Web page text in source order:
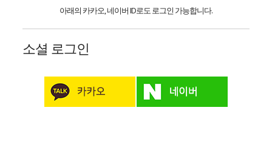
아래의 카카오, 네이버 ID로도 로그인 가능합니다.
소셜 로그인